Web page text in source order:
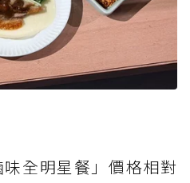
全明星餐」價格相對